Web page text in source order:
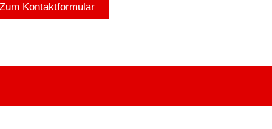
Zum Kontaktformular